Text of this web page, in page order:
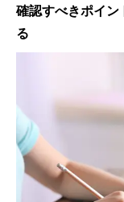
確認すべきポイ
る